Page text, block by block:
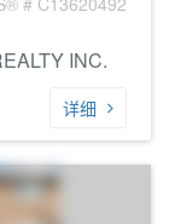
INC.
详细